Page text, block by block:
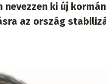
ki új
az ország